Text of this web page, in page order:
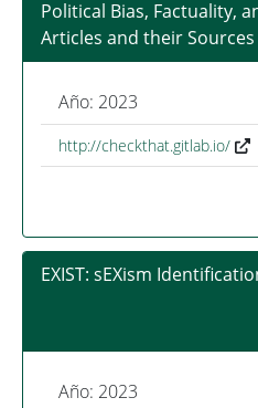
Political Bias, Factuality,
Articles and their Sources
Año: 2023
http://checkthat.gitlab.io/
EXIST: sEXism
Año: 2023